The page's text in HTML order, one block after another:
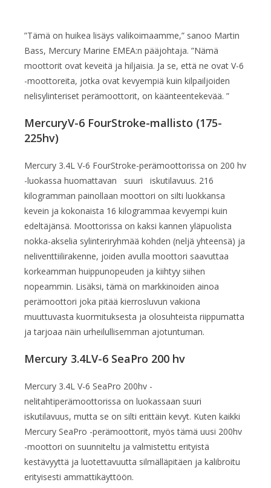
”Tämä on huikea lisäys valikoimaamme,” sanoo Martin
Bass, Mercury Marine EMEA:n pääjohtaja. ”Nämä
moottorit ovat keveitä ja hiljaisia. Ja se, että ne ovat V-6
-moottoreita, jotka ovat kevyempiä kuin kilpailjoiden
nelisylinteriset perämoottorit, on käänteentekevää. ”
MercuryV-6 FourStroke-mallisto (175-
225hv)
Mercury 3.4L V-6 FourStroke-perämoottorissa on 200 hv
-luokassa huomattavan suuri iskutilavuus. 216
kilogramman painollaan moottori on silti luokkansa
kevein ja kokonaista 16 kilogrammaa kevyempi kuin
edeltäjänsä. Moottorissa on kaksi kannen yläpuolista
nokka-akselia sylinteriryhmää kohden (neljä yhteensä) ja
neliventtiilirakenne, joiden avulla moottori saavuttaa
korkeamman huippunopeuden ja kiihtyy siihen
nopeammin. Lisäksi, tämä on markkinoiden ainoa
perämoottori joka pitää kierrosluvun vakiona
muuttuvasta kuormituksesta ja olosuhteista riippumatta
ja tarjoaa näin urheilullisemman ajotuntuman.
Mercury 3.4LV-6 SeaPro 200 hv
Mercury 3.4L V-6 SeaPro 200hv -
nelitahtiperämoottorissa on luokassaan suuri
iskutilavuus, mutta se on silti erittäin kevyt. Kuten kaikki
Mercury SeaPro -perämoottorit, myös tämä uusi 200hv
-moottori on suunniteltu ja valmistettu erityistä
kestävyyttä ja luotettavuutta silmälläpitäen ja kalibroitu
erityisesti ammattikäyttöön.